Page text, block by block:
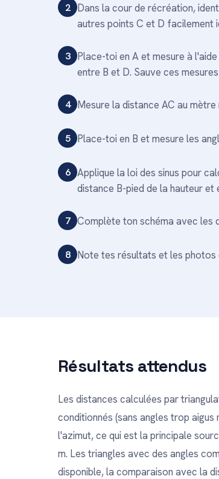
2 Dans la cour de récréation,
autres points C et D facilement
3 Place-toi en A et mesure à
entre B et D. Sauve ces
4 Mesure la distance AC au
5 Place-toi en B et mesure les
6 Applique la loi des sinus pour
distance B-pied de la hauteur et
7 Complète ton schéma avec les
8 Note tes résultats et les
Résultats attendus
Les distances calculées par
conditionnés (sans angles trop
l'azimut, ce qui est la principale
m. Les triangles avec des angles
disponible, la comparaison avec la